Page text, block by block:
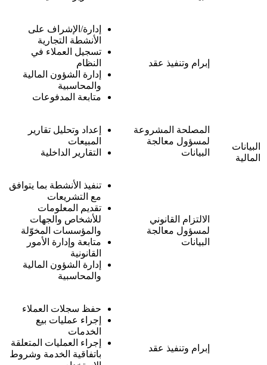
البيانات
المالية
إبرام وتنفيذ عقد
إدارة/الإشراف على
الأنشطة التجارية
تسجيل العملاء في
النظام
إدارة الشؤون المالية
والمحاسبية
متابعة المدفوعات
المصلحة المشروعة
لمسؤول معالجة
البيانات
إعداد وتحليل تقارير
المبيعات
التقارير الداخلية
الالتزام القانوني
لمسؤول معالجة
البيانات
تنفيذ الأنشطة بما يتوافق
مع التشريعات
تقديم المعلومات
للأشخاص والجهات
والمؤسسات المخوّلة
متابعة وإدارة الأمور
القانونية
إدارة الشؤون المالية
والمحاسبية
إبرام وتنفيذ عقد
حفظ سجلات العملاء
إجراء عمليات بيع
الخدمات
إجراء العمليات المتعلقة
باتفاقية الخدمة وشروط